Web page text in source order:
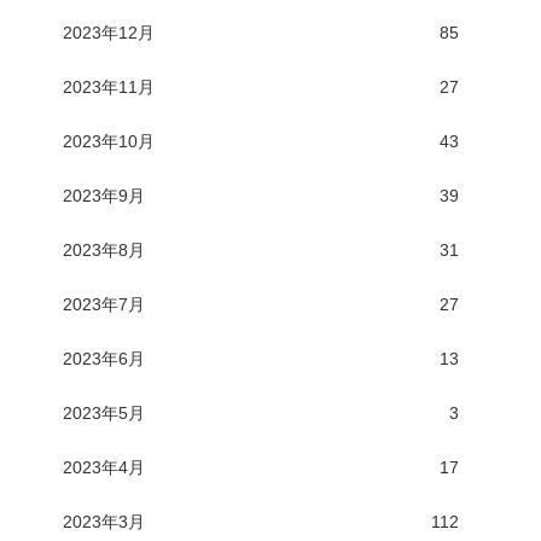
2023年12月 85
2023年11月 27
2023年10月 43
2023年9月 39
2023年8月 31
2023年7月 27
2023年6月 13
2023年5月 3
2023年4月 17
2023年3月 112